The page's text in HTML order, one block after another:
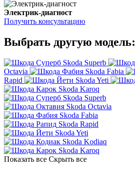
Электрик-диагност
Получить консультацию
Выбрать другую модель:
Skoda Superb
Octavia
Skoda Fabia
Rapid
Skoda Yeti
Skoda Karoq
Skoda Superb
Skoda Octavia
Skoda Fabia
Skoda Rapid
Skoda Yeti
Skoda Kodiaq
Skoda Karoq
Показать все Скрыть все